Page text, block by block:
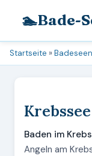
🏊Bade-
Startseite »Badeseen
Krebssee
Baden im
Angeln am